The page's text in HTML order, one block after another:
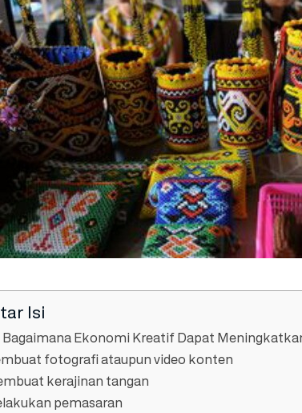
Isi
Bagaimana Ekonomi Kreatif Dapat
fotografi ataupun video konten
kerajinan tangan
pemasaran